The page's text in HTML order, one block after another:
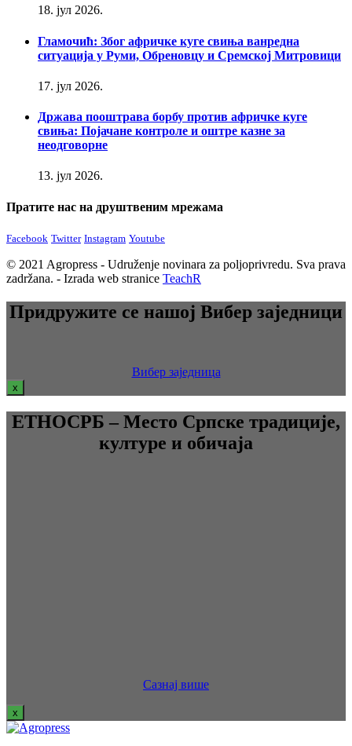
18. јул 2026.
Гламочић: Због афричке куге свиња ванредна
ситуација у Руми, Обреновцу и Сремској Митровици
17. јул 2026.
Држава пооштрава борбу против афричке куге
свиња: Појачане контроле и оштре казне за
неодговорне
13. јул 2026.
Пратите нас на друштвеним мрежама
Facebook Twitter Instagram Youtube
© 2021 Agropress - Udruženje novinara za poljoprivredu. Sva prava
zadržana. - Izrada web stranice TeachR
Придружите се нашој Вибер заједници
Вибер заједница
x
ЕТНОСРБ – Место Српске традиције,
културе и обичаја
Сазнај више
x